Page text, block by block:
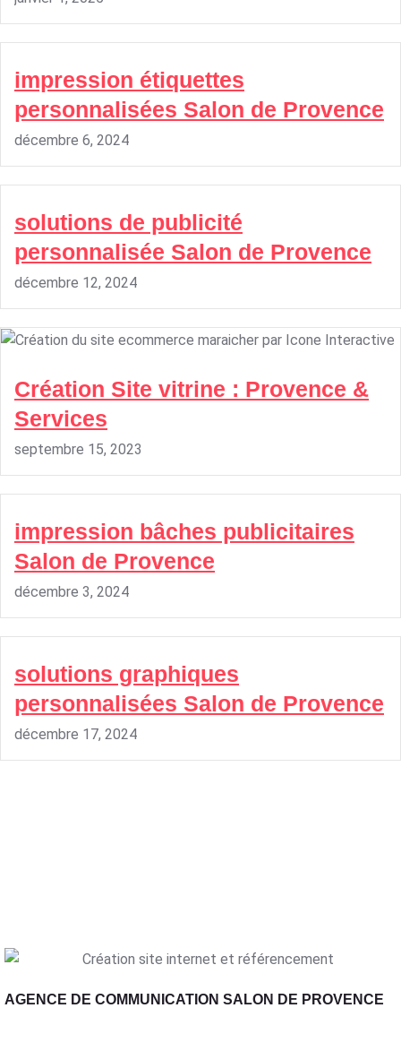
impression étiquettes
personnalisées Salon de Provence
décembre 6, 2024
solutions de publicité
personnalisée Salon de Provence
décembre 12, 2024
Création Site vitrine : Provence &
Services
septembre 15, 2023
impression bâches publicitaires
Salon de Provence
décembre 3, 2024
solutions graphiques
personnalisées Salon de Provence
décembre 17, 2024
AGENCE DE COMMUNICATION SALON DE PROVENCE